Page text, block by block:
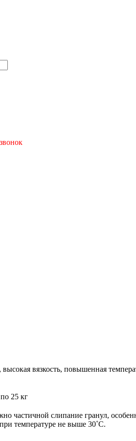
вязкость, повышенная
25 кг
частичной слипание гранул,
температуре не выше 30˚С.